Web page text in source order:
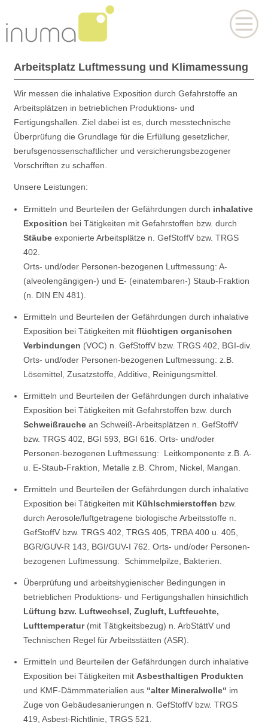
Arbeitsplatz Luftmessung und Klimamessung
Wir messen die inhalative Exposition durch Gefahrstoffe an
Arbeitsplätzen in betrieblichen Produktions- und
Fertigungshallen. Ziel dabei ist es, durch messtechnische
Überprüfung die Grundlage für die Erfüllung gesetzlicher,
berufsgenossenschaftlicher und versicherungsbezogener
Vorschriften zu schaffen.
Unsere Leistungen:
Ermitteln und Beurteilen der Gefährdungen durch inhalative
Exposition bei Tätigkeiten mit Gefahrstoffen bzw. durch
Stäubeexponierte Arbeitsplätze n. GefStoffV bzw. TRGS
402.
Orts- und/oder Personen-bezogenen Luftmessung: A-
(alveolengängigen-) und E- (einatembaren-) Staub-Fraktion
(n. DIN EN 481).
Ermitteln und Beurteilen der Gefährdungen durch inhalative
Exposition bei Tätigkeiten mit flüchtigen organischen
Verbindungen (VOC) n. GefStoffV bzw. TRGS 402, BGI-div.
Orts- und/oder Personen-bezogenen Luftmessung: z.B.
Lösemittel, Zusatzstoffe, Additive, Reinigungsmittel.
Ermitteln und Beurteilen der Gefährdungen durch inhalative
Exposition bei Tätigkeiten mit Gefahrstoffen bzw. durch
Schweißrauchean Schweiß-Arbeitsplätzen n. GefStoffV
bzw. TRGS 402, BGI 593, BGI 616. Orts- und/oder
Personen-bezogenen Luftmessung: Leitkomponente z.B. A-
u. E-Staub-Fraktion, Metalle z.B. Chrom, Nickel, Mangan.
Ermitteln und Beurteilen der Gefährdungen durch inhalative
Exposition bei Tätigkeiten mit Kühlschmierstoffen bzw.
durch Aerosole/luftgetragene biologische Arbeitsstoffe n.
GefStoffV bzw. TRGS 402, TRGS 405, TRBA 400 u. 405,
BGR/GUV-R 143, BGI/GUV-I 762. Orts- und/oder Personen-
bezogenen Luftmessung: Schimmelpilze, Bakterien.
Überprüfung und arbeitshygienischer Bedingungen in
betrieblichen Produktions- und Fertigungshallen hinsichtlich
Lüftung bzw. Luftwechsel, Zugluft, Luftfeuchte,
Lufttemperatur(mit Tätigkeitsbezug) n. ArbStättV und
Technischen Regel für Arbeitsstätten (ASR).
Ermitteln und Beurteilen der Gefährdungen durch inhalative
Exposition bei Tätigkeiten mit Asbesthaltigen Produkten
und KMF-Dämmmaterialien aus “alter Mineralwolle“ im
Zuge von Gebäudesanierungen n. GefStoffV bzw. TRGS
419, Asbest-Richtlinie, TRGS 521.